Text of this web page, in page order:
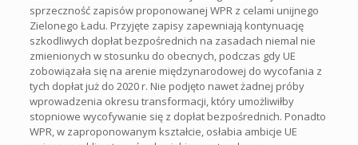
sprzeczność zapisów proponowanej WPR z celami unijnego
Zielonego Ładu. Przyjęte zapisy zapewniają kontynuację
szkodliwych dopłat bezpośrednich na zasadach niemal nie
zmienionych w stosunku do obecnych, podczas gdy UE
zobowiązała się na arenie międzynarodowej do wycofania z
tych dopłat już do 2020 r. Nie podjęto nawet żadnej próby
wprowadzenia okresu transformacji, który umożliwiłby
stopniowe wycofywanie się z dopłat bezpośrednich. Ponadto
WPR, w zaproponowanym kształcie, osłabia ambicje UE